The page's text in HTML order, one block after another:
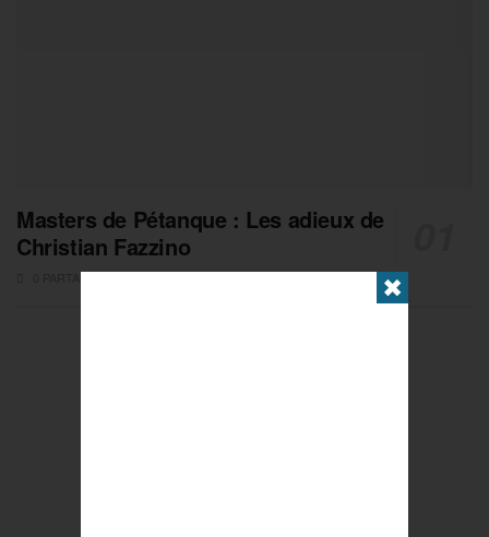
Masters de Pétanque : Les adieux de
Christian Fazzino
0 PARTAGES ✖